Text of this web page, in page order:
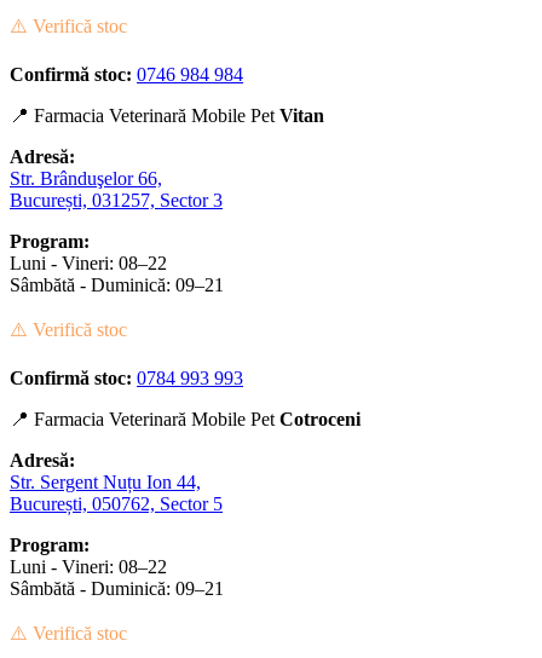
⚠️ Verifică stoc
Confirmă stoc: 0746 984 984
📍 Farmacia Veterinară Mobile Pet Vitan
Adresă:
Str. Brânduşelor 66,
București, 031257, Sector 3
Program:
Luni - Vineri: 08–22
Sâmbătă - Duminică: 09–21
⚠️ Verifică stoc
Confirmă stoc: 0784 993 993
📍 Farmacia Veterinară Mobile Pet Cotroceni
Adresă:
Str. Sergent Nuțu Ion 44,
București, 050762, Sector 5
Program:
Luni - Vineri: 08–22
Sâmbătă - Duminică: 09–21
⚠️ Verifică stoc